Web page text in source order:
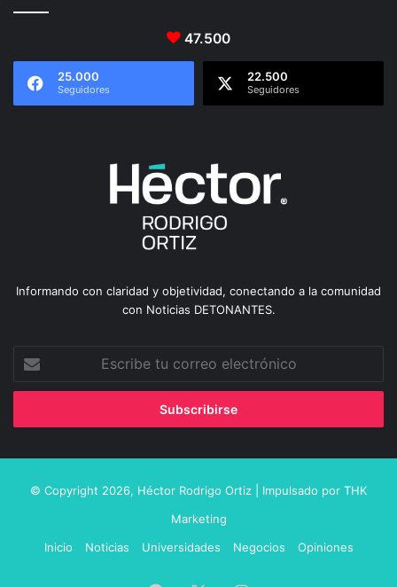
47.500
25.000
Seguidores
22.500
Seguidores
Informando con claridad y objetividad, conectando a la comunidad
con Noticias DETONANTES.
correo
© Copyright 2026, Héctor Rodrigo Ortiz | Impulsado por THK
Marketing
Inicio
Noticias Universidades Negocios Opiniones